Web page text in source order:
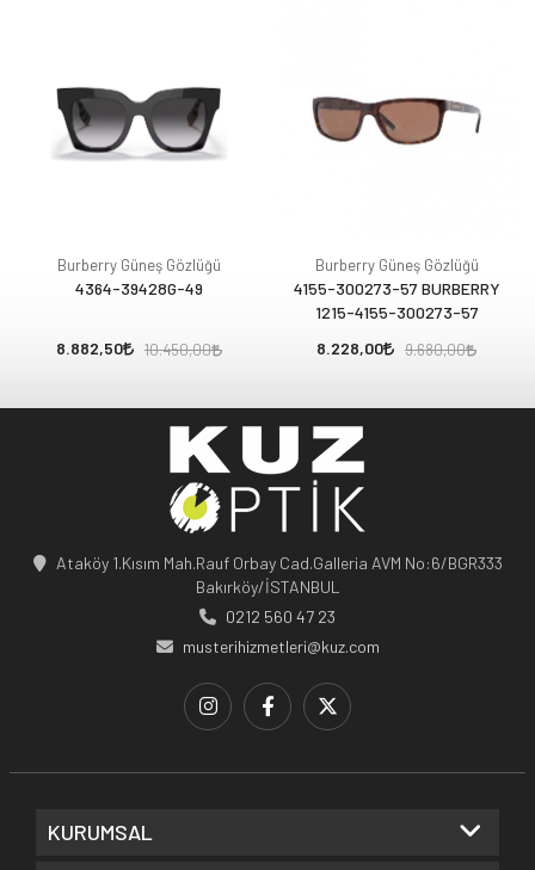
Burberry Güneş Gözlüğü
4364-39428G-49
8.882,50 10.450,00
Burberry Güneş Gözlüğü
4155-300273-57 BURBERRY
1215-4155-300273-57
8.228,00
9.680,00
Ataköy 1.Kısım Mah.Rauf Orbay Cad.Galleria AVM No:6/BGR333
Bakırköy/İSTANBUL
0212 560 47 23
musterihizmetleri@kuz.com
KURUMSAL